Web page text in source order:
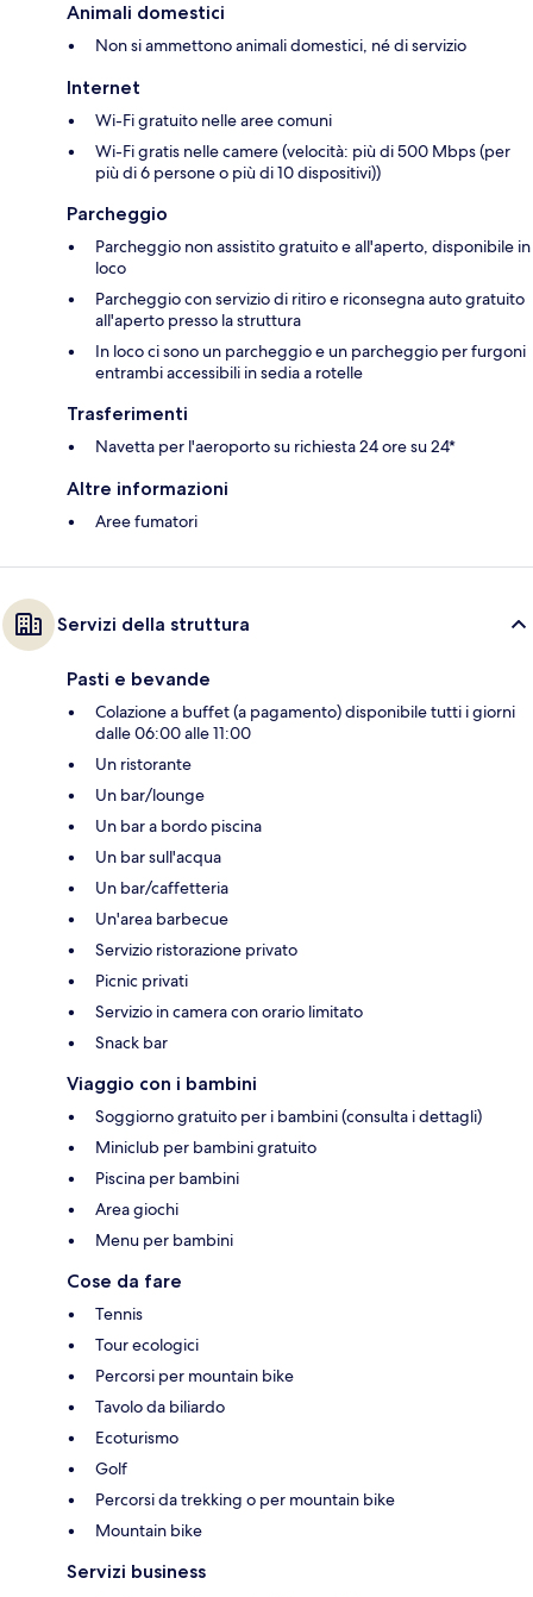
Animali domestici
Non si ammettono animali domestici, né di servizio
Internet
Wi-Fi gratuito nelle aree comuni
Wi-Fi gratis nelle camere (velocità: più di 500 Mbps (per
più di 6 persone o più di 10 dispositivi))
Parcheggio
Parcheggio non assistito gratuito e all'aperto, disponibile in
loco
Parcheggio con servizio di ritiro e riconsegna auto gratuito
all'aperto presso la struttura
In loco ci sono un parcheggio e un parcheggio per furgoni
entrambi accessibili in sedia a rotelle
Trasferimenti
Navetta per l'aeroporto su richiesta 24 ore su 24*
Altre informazioni
Aree fumatori
Servizi della struttura
Pasti e bevande
Colazione a buffet (a pagamento) disponibile tutti i giorni
dalle 06:00 alle 11:00
Un ristorante
Un bar/lounge
Un bar a bordo piscina
Un bar sull'acqua
Un bar/caffetteria
Un'area barbecue
Servizio ristorazione privato
Picnic privati
Servizio in camera con orario limitato
Snack bar
Viaggio con i bambini
Soggiorno gratuito per i bambini (consulta i dettagli)
Miniclub per bambini gratuito
Piscina per bambini
Area giochi
Menu per bambini
Cose da fare
Tennis
Tour ecologici
Percorsi per mountain bike
Tavolo da biliardo
Ecoturismo
Golf
Percorsi da trekking o per mountain bike
Mountain bike
Servizi business